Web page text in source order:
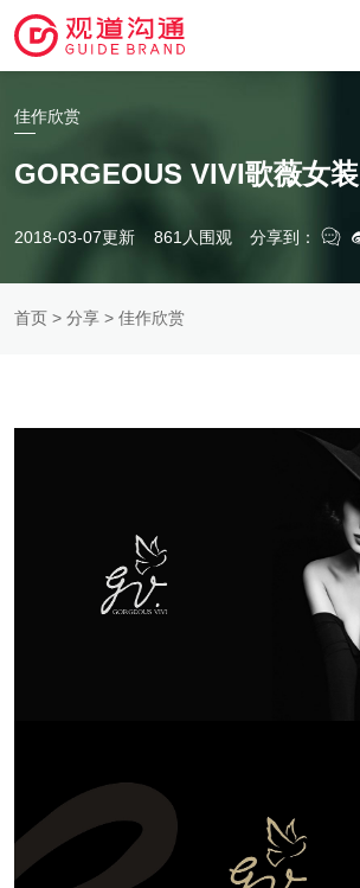
佳作欣赏
GORGEOUS VIVI歌薇女装
2018-03-07更新 861人围观 分享到：
首页 > 分享 > 佳作欣赏